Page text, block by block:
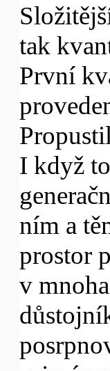
tak
První
I když
ním a
prostor
v